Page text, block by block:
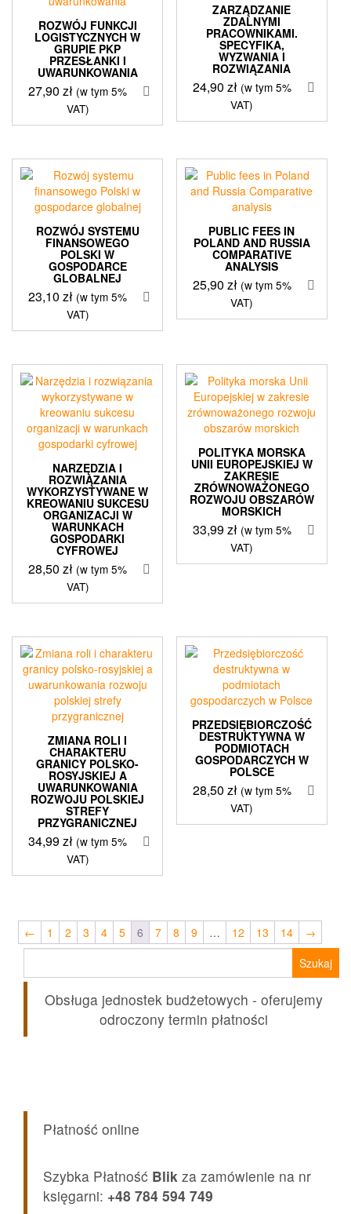
ROZWÓJ FUNKCJI
LOGISTYCZNYCH W
GRUPIE PKP
PRZESŁANKI I
UWARUNKOWANIA
27,90zł (w tym 5%
VAT)
ZARZĄDZANIE
ZDALNYMI
PRACOWNIKAMI.
SPECYFIKA,
WYZWANIA I
ROZWIĄZANIA
24,90 zł (w tym 5%
VAT)
ROZWÓJ SYSTEMU
FINANSOWEGO
POLSKI W
GOSPODARCE
GLOBALNEJ
23,10zł (w tym 5%
VAT)
PUBLIC FEES IN
POLAND AND RUSSIA
COMPARATIVE
ANALYSIS
25,90 zł (w tym 5%
VAT)
NARZĘDZIA I
ROZWIĄZANIA
WYKORZYSTYWANE W
KREOWANIU SUKCESU
ORGANIZACJI W
WARUNKACH
GOSPODARKI
CYFROWEJ
28,50zł (w tym 5%
VAT)
POLITYKA MORSKA
UNII EUROPEJSKIEJ W
ZAKRESIE
ZRÓWNOWAŻONEGO
ROZWOJU OBSZARÓW
MORSKICH
33,99zł (w tym 5%
VAT)
ZMIANA ROLI I
CHARAKTERU
GRANICY POLSKO-
ROSYJSKIEJ A
UWARUNKOWANIA
ROZWOJU POLSKIEJ
STREFY
PRZYGRANICZNEJ
34,99zł (w tym 5%
VAT)
PRZEDSIĘBIORCZOŚĆ
DESTRUKTYWNA W
PODMIOTACH
GOSPODARCZYCH W
POLSCE
28,50 zł (w tym 5%
VAT)
← 1 2 3 4 5 6 7 8 9 … 12 13 14
→
Obsługa jednostek budżetowych - oferujemy
odroczony termin płatności
Płatność online
Szybka Płatność Blik za zamówienie na nr
księgarni: +48 784 594 749